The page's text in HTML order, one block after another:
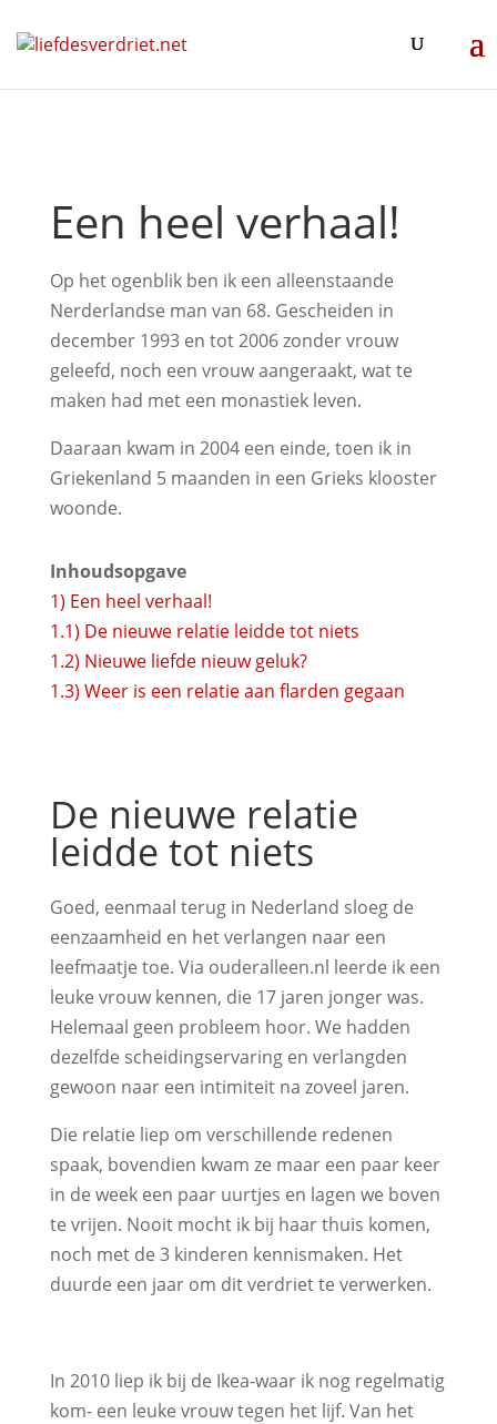
Een heel verhaal!
Op het ogenblik ben ik een alleenstaande
Nerderlandse man van 68. Gescheiden in
december 1993 en tot 2006 zonder vrouw
geleefd, noch een vrouw aangeraakt, wat te
maken had met een monastiek leven.
Daaraan kwam in 2004 een einde, toen ik in
Griekenland 5 maanden in een Grieks klooster
woonde.
Inhoudsopgave
1) Een heel verhaal!
1.1) De nieuwe relatie leidde tot niets
1.2) Nieuwe liefde nieuw geluk?
1.3) Weer is een relatie aan flarden gegaan
De nieuwe relatie
leidde tot niets
Goed, eenmaal terug in Nederland sloeg de
eenzaamheid en het verlangen naar een
leefmaatje toe. Via ouderalleen.nl leerde ik een
leuke vrouw kennen, die 17 jaren jonger was.
Helemaal geen probleem hoor. We hadden
dezelfde scheidingservaring en verlangden
gewoon naar een intimiteit na zoveel jaren.
Die relatie liep om verschillende redenen
spaak, bovendien kwam ze maar een paar keer
in de week een paar uurtjes en lagen we boven
te vrijen. Nooit mocht ik bij haar thuis komen,
noch met de 3 kinderen kennismaken. Het
duurde een jaar om dit verdriet te verwerken.
In 2010 liep ik bij de Ikea-waar ik nog regelmatig
kom- een leuke vrouw tegen het lijf. Van het